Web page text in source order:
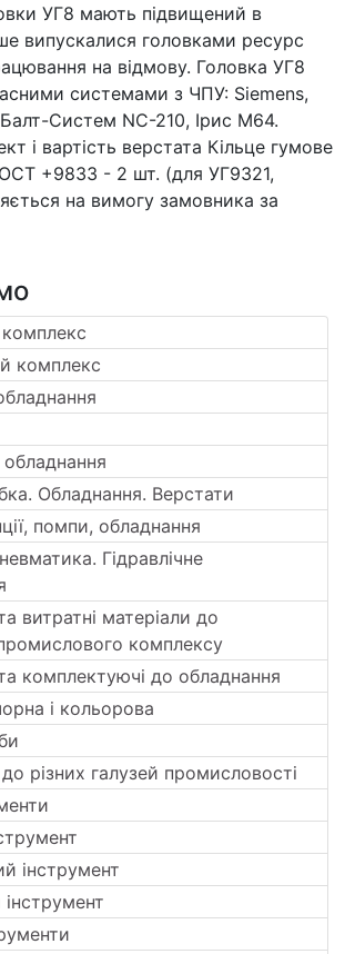
УГ8 мають підвищений в
випускалися головками ресурс
на відмову. Головка УГ8
системами з ЧПУ: Siemens,
Систем NC-210, Ірис М64.
і вартість верстата Кільце гумове
+9833 - 2 шт. (для УГ9321,
на вимогу замовника за
комплекс
Обладнання. Верстати
помпи, обладнання
Гідравлічне
витратні матеріали до
комплексу
комплектуючі до обладнання
і кольорова
різних галузей промисловості
інструмент
інструмент